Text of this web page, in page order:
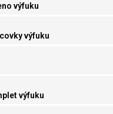
výfuku
výfuku
výfuku